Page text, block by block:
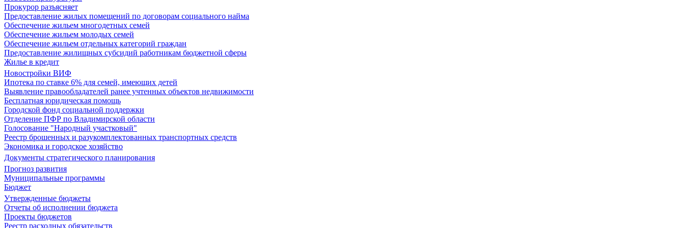
Прокурор разъясняет
Предоставление жилых помещений по договорам социального найма
Обеспечение жильем многодетных семей
Обеспечение жильем молодых семей
Обеспечение жильем отдельных категорий граждан
Предоставление жилищных субсидий работникам бюджетной сферы
Жилье в кредит
Новостройки ВИФ
Ипотека по ставке 6% для семей, имеющих детей
Выявление правообладателей ранее учтенных объектов недвижимости
Бесплатная юридическая помощь
Городской фонд социальной поддержки
Отделение ПФР по Владимирской области
Голосование "Народный участковый"
Реестр брошенных и разукомплектованных транспортных средств
Экономика и городское хозяйство
Документы стратегического планирования
Прогноз развития
Муниципальные программы
Бюджет
Утвержденные бюджеты
Отчеты об исполнении бюджета
Проекты бюджетов
Реестр расходных обязательств